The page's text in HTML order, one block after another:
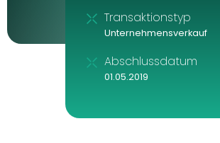
Transaktionstyp
Unternehmensverkauf
Abschlussdatum
01.05.2019